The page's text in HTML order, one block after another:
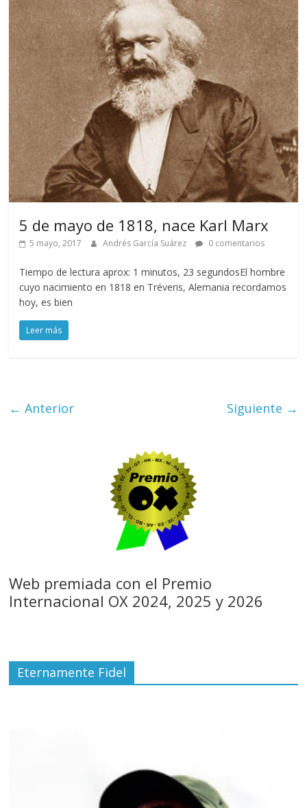
5 de mayo de 1818, nace Karl Marx
5 mayo, 2017 Andrés García Suárez 0 comentarios
Tiempo de lectura aprox: 1 minutos, 23 segundosEl hombre
cuyo nacimiento en 1818 en Tréveris, Alemania recordamos
hoy, es bien
Leer más
← Anterior Siguiente →
Web premiada con el Premio
Internacional OX 2024, 2025 y 2026
Eternamente Fidel